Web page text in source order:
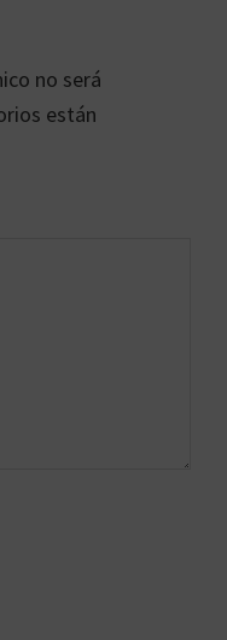
no será
están